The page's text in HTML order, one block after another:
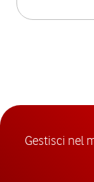
Gestisci nel